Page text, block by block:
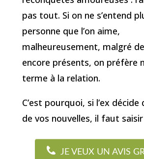
pas tout. Si on ne s’entend
personne que l’on aime,
malheureusement, malgré
encore présents, on préfère
terme à la relation.
C’est pourquoi, si l’ex
de vos nouvelles, il faut saisir
JE VEUX UN AVIS